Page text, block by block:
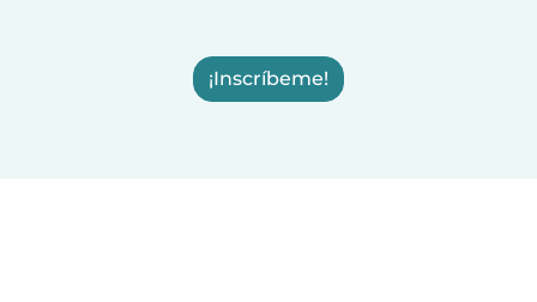
¡Inscríbeme!